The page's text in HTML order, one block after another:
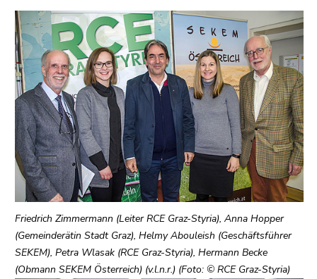
Go
to
contents
(Accesskey
1)
Go
to
position
marker
(Accesskey
2)
Go
to
main
navigation
overview
page
sections
Friedrich Zimmermann (Leiter RCE Graz-Styria), Anna Hopper
(Gemeinderätin Stadt Graz), Helmy Abouleish (Geschäftsführer
SEKEM), Petra Wlasak (RCE Graz-Styria), Hermann Becke
(Obmann SEKEM Österreich) (v.l.n.r.) (Foto: © RCE Graz-Styria)